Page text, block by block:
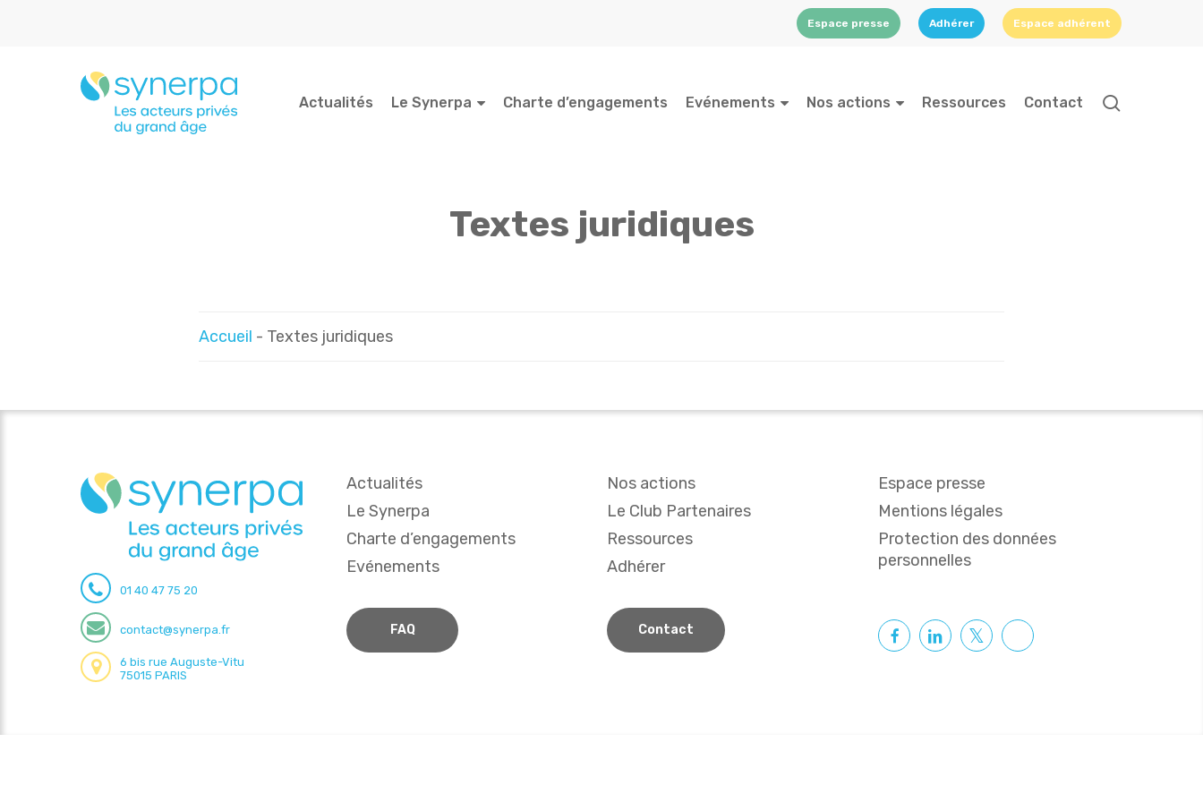
Espace presse Adhérer Espace adhérent
Actualités Le Synerpa Charte d’engagements Evénements Nos actions Ressources Contact
Textes juridiques
Accueil - Textes juridiques
01 40 47 75 20
contact@synerpa.fr
6 bis rue Auguste-Vitu
75015 PARIS
Actualités
Le Synerpa
Charte d’engagements
Evénements
Nos actions
Le Club Partenaires
Ressources
Adhérer
FAQ Contact
Espace presse
Mentions légales
Protection des données
personnelles